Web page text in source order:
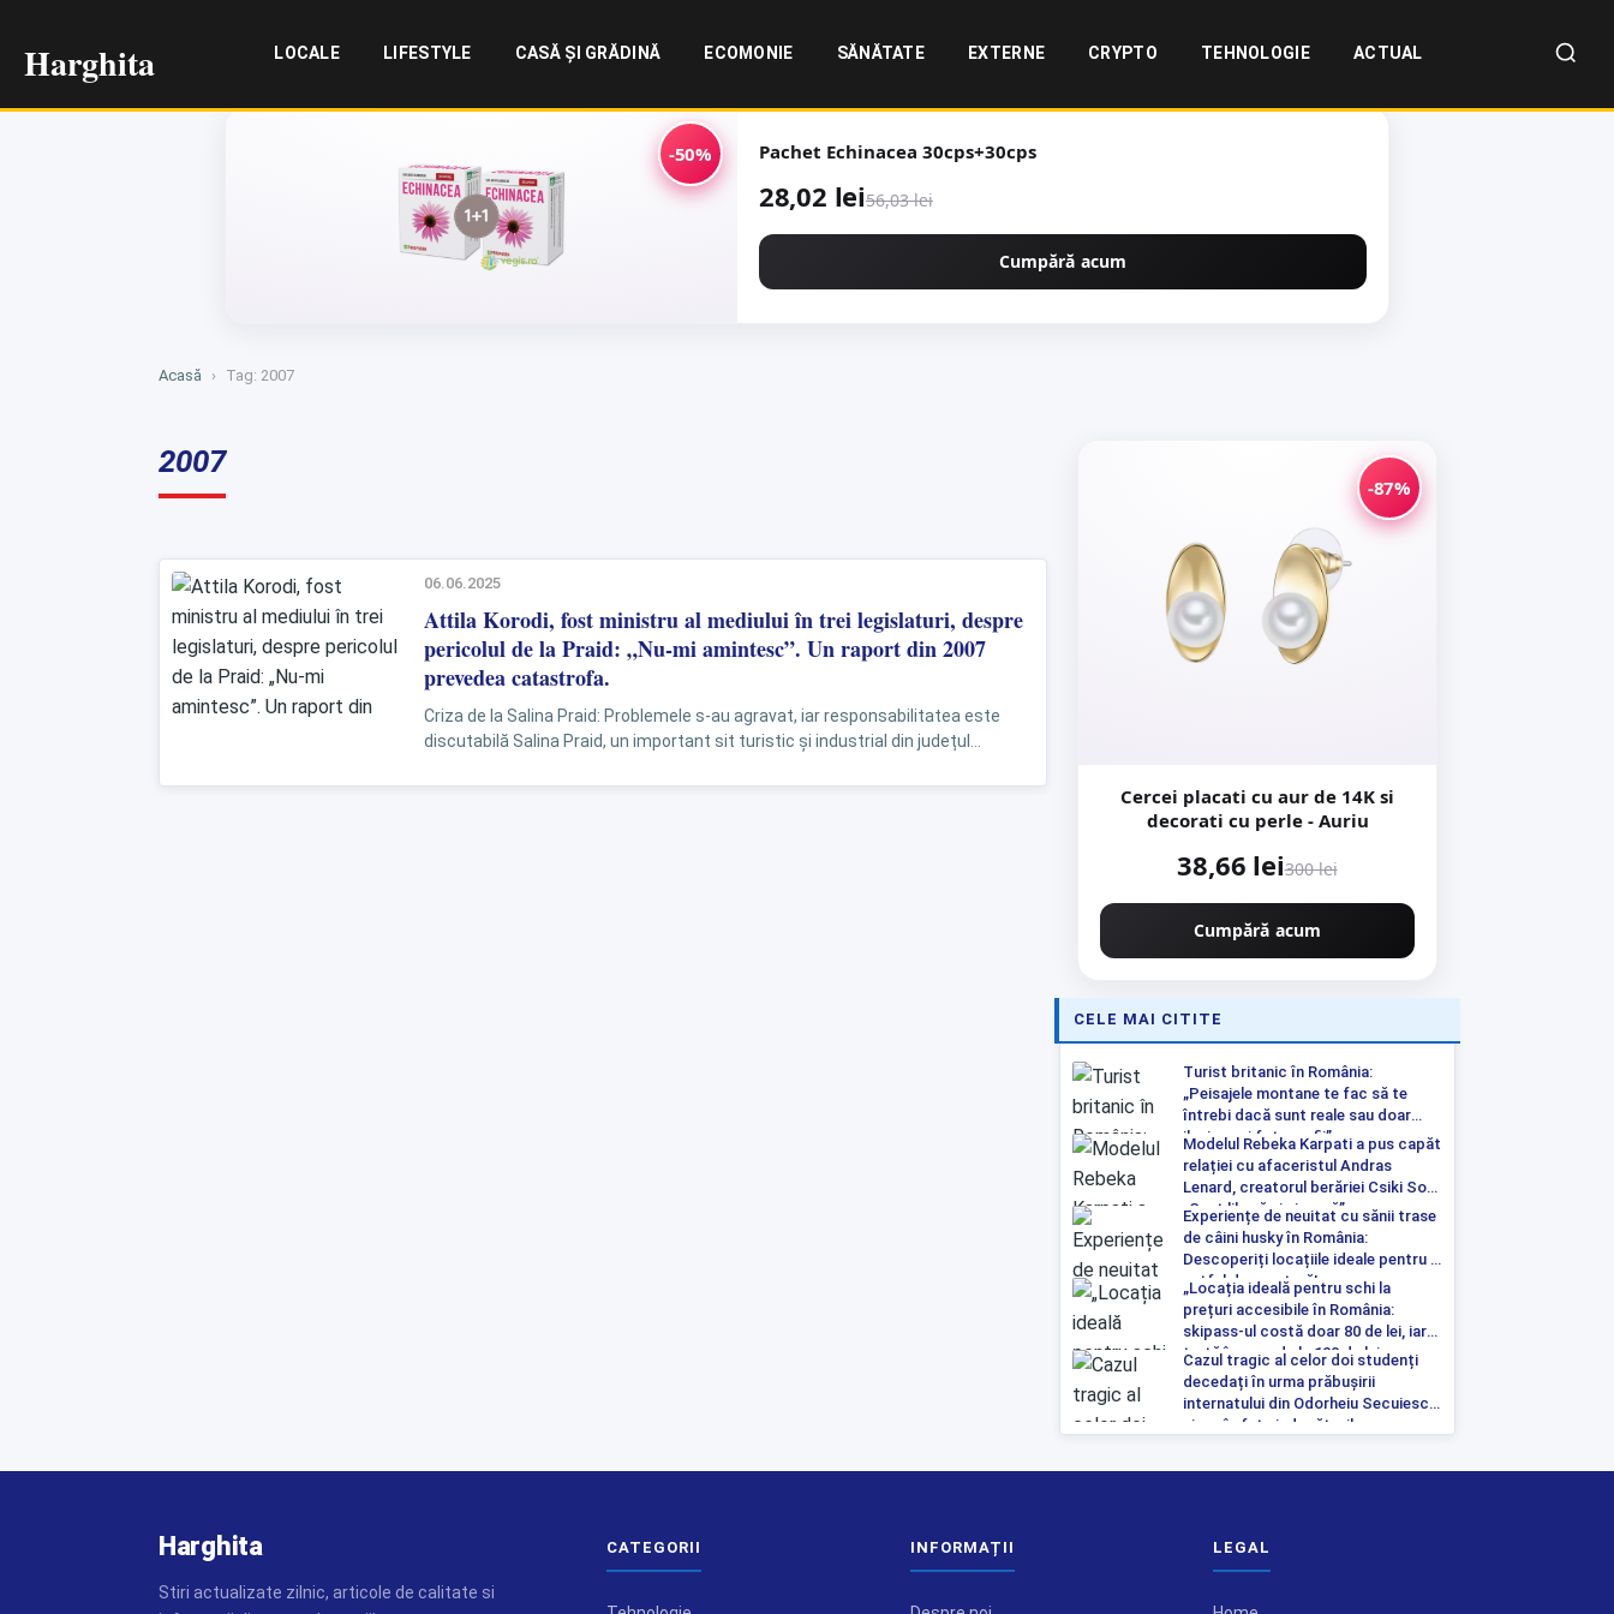
Harghita LOCALE LIFESTYLE CASĂ ȘI GRĂDINĂ ECOMONIE SĂNĂTATE EXTERNE CRYPTO TEHNOLOGIE ACTUAL
-50% Pachet Echinacea 30cps+30cps
28,02 lei56,03 lei
Cumpără acum
Acasă › Tag: 2007
2007
06.06.2025
Attila Korodi, fost ministru al mediului în trei legislaturi, despre
pericolul de la Praid: „Nu-mi amintesc”. Un raport din 2007
prevedea catastrofa.
Criza de la Salina Praid: Problemele s-au agravat, iar responsabilitatea este
discutabilă Salina Praid, un important sit turistic și industrial din județul
-87%
Cercei placati cu aur de 14K si
decorati cu perle - Auriu
38,66 lei300 lei
Cumpără acum
CELE MAI CITITE
Turist britanic în România:
„Peisajele montane te fac să te
întrebi dacă sunt reale sau doar
iluzia unei fotografii”
Modelul Rebeka Karpati a pus capăt
relației cu afaceristul Andras
Lenard, creatorul berăriei Csiki Sor:
„Sunt liberă și singură”
Experiențe de neuitat cu sănii trase
de câini husky în România:
Descoperiți locațiile ideale pentru o
astfel de aventură!
„Locația ideală pentru schi la
prețuri accesibile în România:
skipass-ul costă doar 80 de lei, iar
tartă începe de la 100 de lei pe
noapte”
Cazul tragic al celor doi studenți
decedați în urma prăbușirii
internatului din Odorheiu Secuiesc a
ajuns în fața judecătorilor
Harghita
Stiri actualizate zilnic, articole de calitate si
CATEGORII INFORMAȚII LEGAL